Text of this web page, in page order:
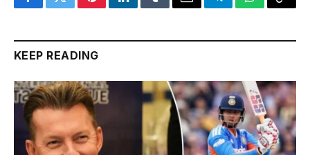
FacebookTwitterPinterestLinkedInTumblrEmailTelegramWhatsApp
Copy
KEEP READING